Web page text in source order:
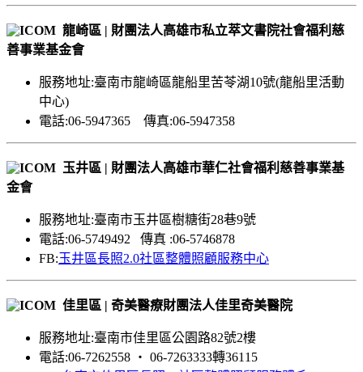
龍崎區 | 財團法人高雄市私立萃文書院社會福利慈
善事業基金會
服務地址:臺南市龍崎區龍船里苦苓湖10號(龍船里活動
中心)
電話:06-5947365 傳真:06-5947358
玉井區 | 財團法人高雄市華仁社會福利慈善事業基
金會
服務地址:臺南市玉井區樹糖街28巷9號
電話:06-5749492 傳真 :06-5746878
FB:玉井區長照2.0社區整體照顧服務中心
佳里區 | 奇美醫療財團法人佳里奇美醫院
服務地址:臺南市佳里區公園路82號2樓
電話:06-7262558 ‧ 06-7263333轉36115